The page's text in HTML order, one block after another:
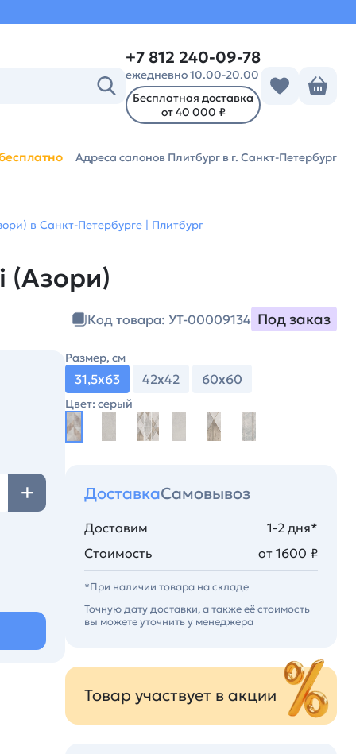
+7 812 240-09-78
ежедневно 10.00-20.00
Бесплатная доставка
от 40 000 ₽
Адреса салонов Плитбург в г. Санкт-Петербург
в Санкт-Петербурге | Плитбург
(Азори)
Код товара: УТ-00009134 Под заказ
Размер, см
31,5х63 42х42 60х60
Цвет: серый
ДоставкаСамовывоз
Доставим
1-2 дня*
Стоимость
от 1600 ₽
*При наличии товара на складе
Точную дату доставки, а также её стоимость
вы можете уточнить у менеджера
Товар участвует в акции